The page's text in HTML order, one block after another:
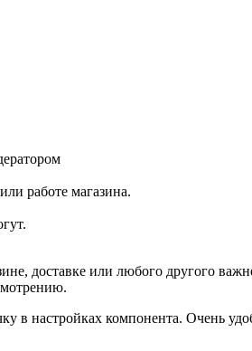
работе магазина.
доставке или любого другого
в настройках компонента. Очень